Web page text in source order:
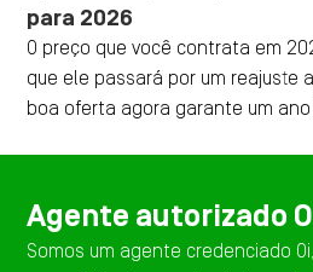
para 2026
O preço que você contrata em
que ele passará por um reajuste
boa oferta agora garante um
Agente autorizado
Somos um agente credenciado